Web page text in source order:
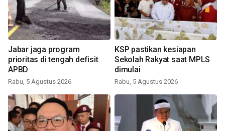
Jabar jaga program
prioritas di tengah defisit
APBD
Rabu, 5 Agustus 2026
KSP pastikan kesiapan
Sekolah Rakyat saat MPLS
dimulai
Rabu, 5 Agustus 2026